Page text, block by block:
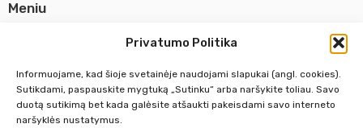
Privatumo Politika
Informuojame, kad šioje svetainėje naudojami slapukai (angl. cookies).
Sutikdami, paspauskite mygtuką „Sutinku“ arba naršykite toliau. Savo
duotą sutikimą bet kada galėsite atšaukti pakeisdami savo interneto
naršyklės nustatymus.
Meniu
Susisiekti su mumis